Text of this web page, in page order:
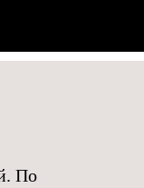
По